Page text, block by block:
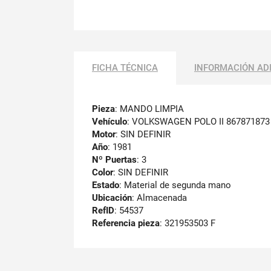
FICHA TÉCNICA INFORMACIÓN
Pieza: MANDO LIMPIA
Vehículo: VOLKSWAGEN POLO II 867871873
Motor: SIN DEFINIR
Año: 1981
Nº Puertas: 3
Color: SIN DEFINIR
Estado: Material de segunda mano
Ubicación: Almacenada
RefID: 54537
Referencia pieza: 321953503 F